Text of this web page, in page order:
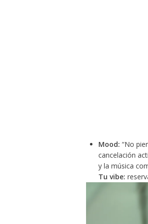
Mood: “No
cancelación
y la música
Tu vibe: